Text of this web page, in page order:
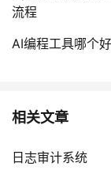
流程
AI编程工具哪个
相关文章
日志审计系统